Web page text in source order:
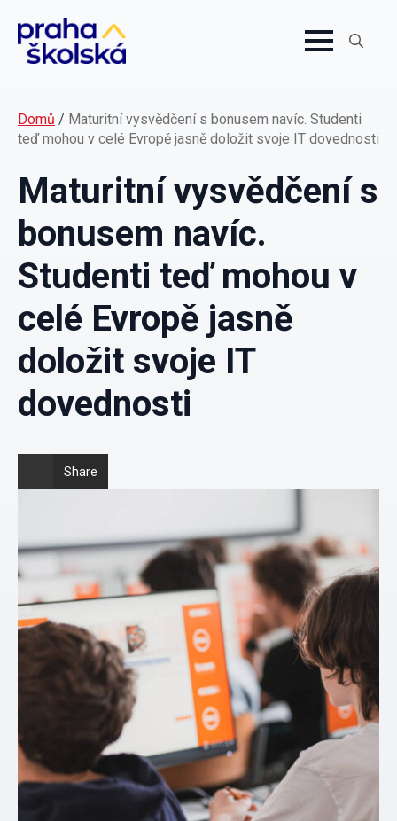
Domů / Maturitní vysvědčení s bonusem navíc. Studenti
teď mohou v celé Evropě jasně doložit svoje IT dovednosti
Maturitní vysvědčení s
bonusem navíc.
Studenti teď mohou v
celé Evropě jasně
doložit svoje IT
dovednosti
Share